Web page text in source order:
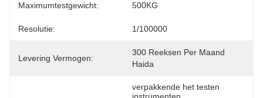
Maximumtestgewicht: 500KG
Resolutie: 1/100000
Levering Vermogen:
300 Reeksen Per Maand
Haida
verpakkende het testen